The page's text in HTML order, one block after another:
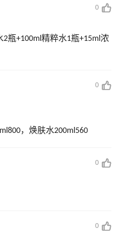
0
瓶+100ml精粹水1瓶+15ml浓
0
，焕肤水200ml560
0
0